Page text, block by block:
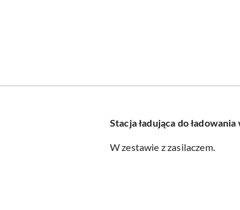
Stacja ładująca do
W zestawie z zasilaczem.